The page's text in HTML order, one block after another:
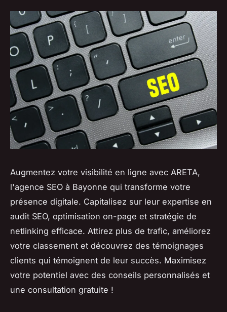
Augmentez votre visibilité en ligne avec ARETA,
l'agence SEO à Bayonne qui transforme votre
présence digitale. Capitalisez sur leur expertise en
audit SEO, optimisation on-page et stratégie de
netlinking efficace. Attirez plus de trafic, améliorez
votre classement et découvrez des témoignages
clients qui témoignent de leur succès. Maximisez
votre potentiel avec des conseils personnalisés et
une consultation gratuite !